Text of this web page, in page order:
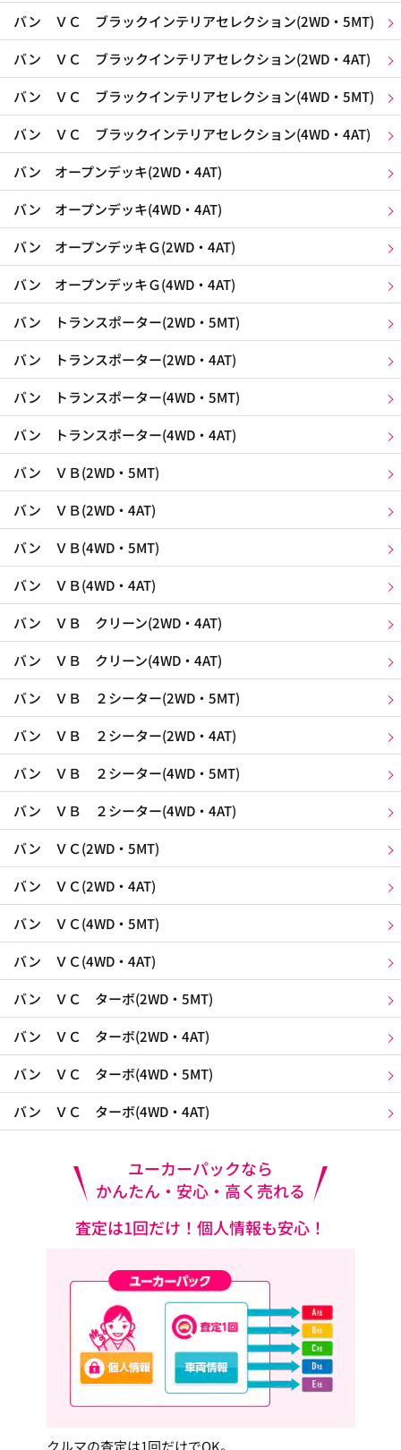
バン ＶＣ ブラックインテリアセレクション(2WD・5MT)
バン ＶＣ ブラックインテリアセレクション(2WD・4AT)
バン ＶＣ ブラックインテリアセレクション(4WD・5MT)
バン ＶＣ ブラックインテリアセレクション(4WD・4AT)
バン オープンデッキ(2WD・4AT)
バン オープンデッキ(4WD・4AT)
バン オープンデッキＧ(2WD・4AT)
バン オープンデッキＧ(4WD・4AT)
バン トランスポーター(2WD・5MT)
バン トランスポーター(2WD・4AT)
バン トランスポーター(4WD・5MT)
バン トランスポーター(4WD・4AT)
バン ＶＢ(2WD・5MT)
バン ＶＢ(2WD・4AT)
バン ＶＢ(4WD・5MT)
バン ＶＢ(4WD・4AT)
バン ＶＢ クリーン(2WD・4AT)
バン ＶＢ クリーン(4WD・4AT)
バン ＶＢ ２シーター(2WD・5MT)
バン ＶＢ ２シーター(2WD・4AT)
バン ＶＢ ２シーター(4WD・5MT)
バン ＶＢ ２シーター(4WD・4AT)
バン ＶＣ(2WD・5MT)
バン ＶＣ(2WD・4AT)
バン ＶＣ(4WD・5MT)
バン ＶＣ(4WD・4AT)
バン ＶＣ ターボ(2WD・5MT)
バン ＶＣ ターボ(2WD・4AT)
バン ＶＣ ターボ(4WD・5MT)
バン ＶＣ ターボ(4WD・4AT)
ユーカーパックなら
かんたん・安心・高く売れる
査定は1回だけ！個人情報も安心！
クルマの査定は1回だけでOK。